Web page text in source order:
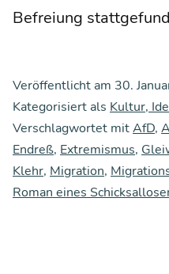
Befrei­ung
Veröffentlicht am 30.
Kategorisiert als Kultur,
Verschlagwortet mitAfD,
Endreß, Extremismus,
Klehr, Migration,
Roman eines